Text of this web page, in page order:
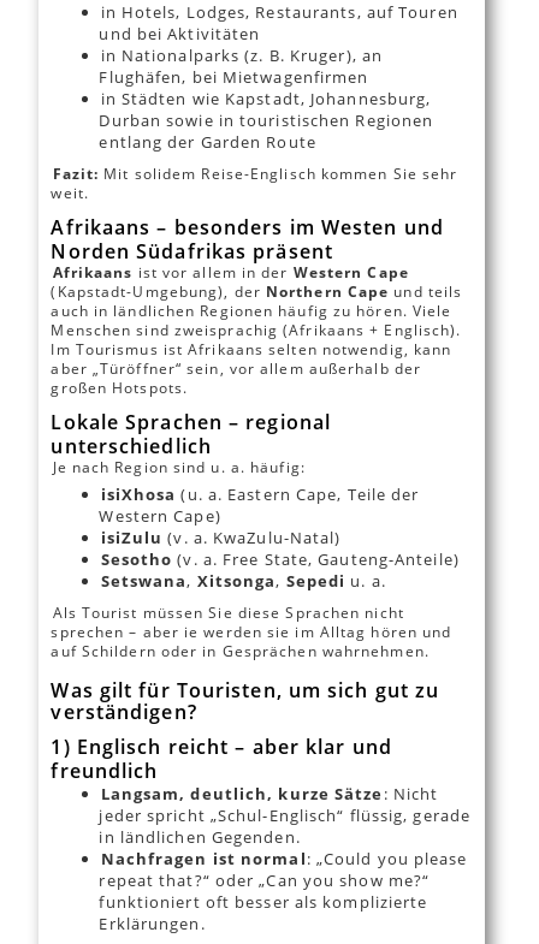
in Hotels, Lodges, Restaurants, auf Touren
und bei Aktivitäten
in Nationalparks (z. B. Kruger), an
Flughäfen, bei Mietwagenfirmen
in Städten wie Kapstadt, Johannesburg,
Durban sowie in touristischen Regionen
entlang der Garden Route
Fazit: Mit solidem Reise-Englisch kommen Sie sehr
weit.
Afrikaans – besonders im Westen und
Norden Südafrikas präsent
Afrikaans ist vor allem in der Western Cape
(Kapstadt-Umgebung), der Northern Cape und teils
auch in ländlichen Regionen häufig zu hören. Viele
Menschen sind zweisprachig (Afrikaans + Englisch).
Im Tourismus ist Afrikaans selten notwendig, kann
aber „Türöffner“ sein, vor allem außerhalb der
großen Hotspots.
Lokale Sprachen – regional
unterschiedlich
Je nach Region sind u. a. häufig:
isiXhosa (u. a. Eastern Cape, Teile der
Western Cape)
isiZulu (v. a. KwaZulu-Natal)
Sesotho (v. a. Free State, Gauteng-Anteile)
Setswana, Xitsonga, Sepedi u. a.
Als Tourist müssen Sie diese Sprachen nicht
sprechen – aber ie werden sie im Alltag hören und
auf Schildern oder in Gesprächen wahrnehmen.
Was gilt für Touristen, um sich gut zu
verständigen?
1) Englisch reicht – aber klar und
freundlich
Langsam, deutlich, kurze Sätze: Nicht
jeder spricht „Schul-Englisch“ flüssig, gerade
in ländlichen Gegenden.
Nachfragen ist normal: „Could you please
repeat that?“ oder „Can you show me?“
funktioniert oft besser als komplizierte
Erklärungen.